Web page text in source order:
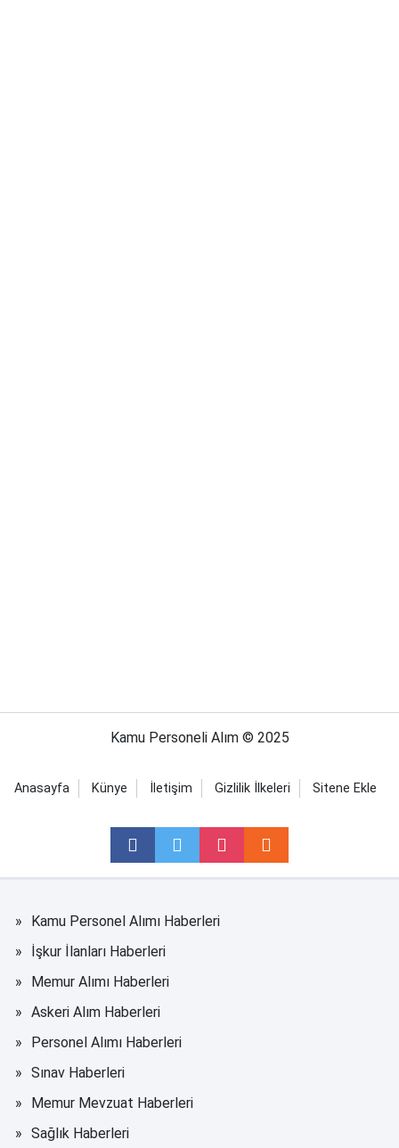
Kamu Personeli Alım © 2025
Anasayfa Künye İletişim Gizlilik İlkeleri Sitene Ekle
Kamu Personel Alımı Haberleri
İşkur İlanları Haberleri
Memur Alımı Haberleri
Askeri Alım Haberleri
Personel Alımı Haberleri
Sınav Haberleri
Memur Mevzuat Haberleri
Sağlık Haberleri